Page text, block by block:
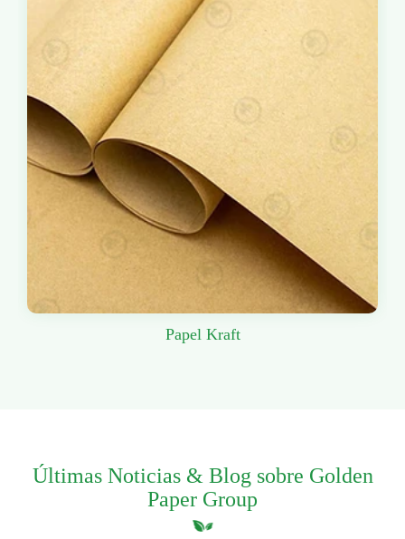
Papel Kraft
Últimas Noticias & Blog sobre Golden
Paper Group